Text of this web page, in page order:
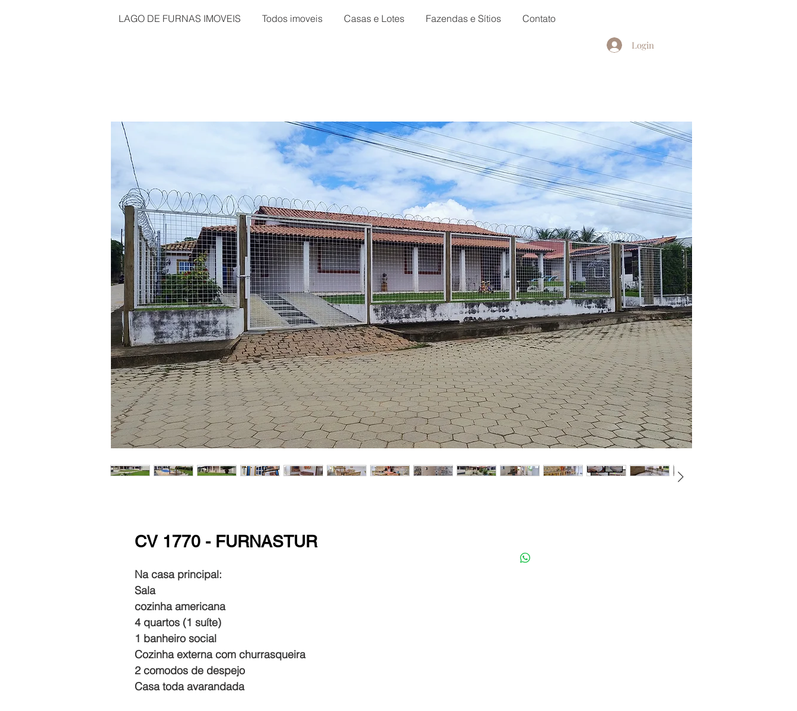
LAGO DE FURNAS IMOVEIS Todos imoveis Casas e Lotes Fazendas e Sítios Contato
Login
CV 1770 - FURNASTUR
Na casa principal:
Sala
cozinha americana
4 quartos (1 suíte)
1 banheiro social
Cozinha externa com churrasqueira
2 comodos de despejo
Casa toda avarandada